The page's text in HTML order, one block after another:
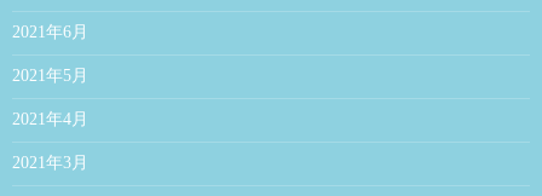
2021年6月
2021年5月
2021年4月
2021年3月